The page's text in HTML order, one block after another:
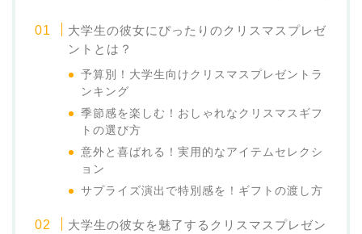
大学生の彼女にぴったりのクリスマスプレゼ
ントとは？
予算別！大学生向けクリスマスプレゼントラ
ンキング
季節感を楽しむ！おしゃれなクリスマスギフ
トの選び方
意外と喜ばれる！実用的なアイテムセレクシ
ョン
サプライズ演出で特別感を！ギフトの渡し方
大学生の彼女を魅了するクリスマスプレゼン